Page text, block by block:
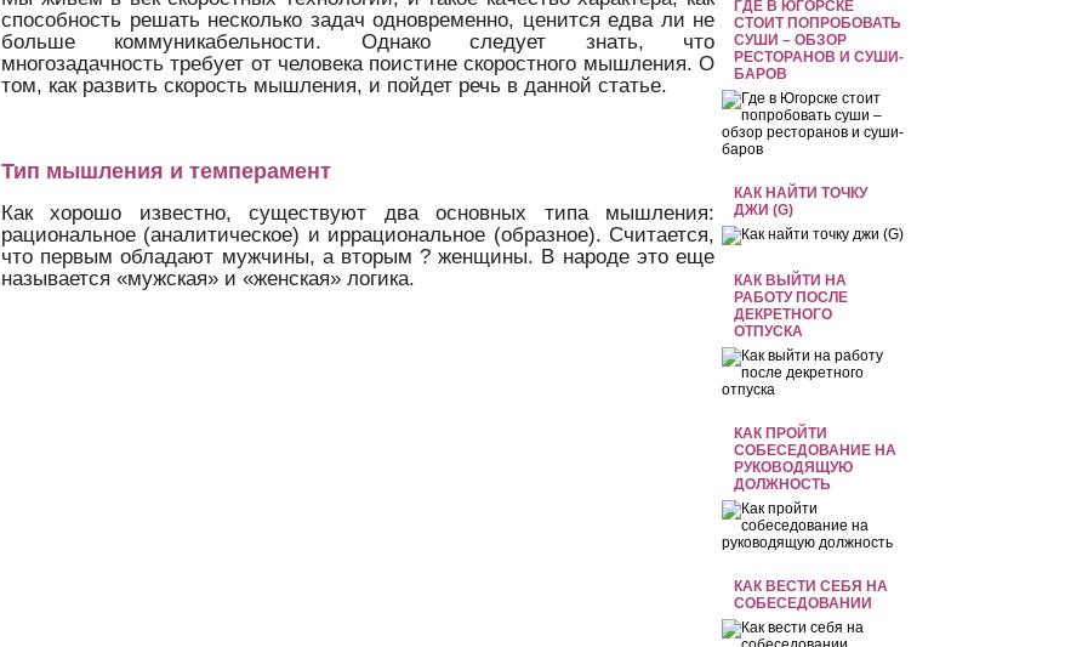
ГДЕ В ЮГОРСКЕ
СТОИТ ПОПРОБОВАТЬ
СУШИ – ОБЗОР
РЕСТОРАНОВ И СУШИ-
БАРОВ
КАК НАЙТИ ТОЧКУ
ДЖИ (G)
КАК ВЫЙТИ НА
РАБОТУ ПОСЛЕ
ДЕКРЕТНОГО
ОТПУСКА
КАК ПРОЙТИ
СОБЕСЕДОВАНИЕ НА
РУКОВОДЯЩУЮ
ДОЛЖНОСТЬ
КАК ВЕСТИ СЕБЯ НА
СОБЕСЕДОВАНИИ
способность решать несколько задач одновременно, ценится едва ли не
больше коммуникабельности. Однако следует знать, что
многозадачность требует от человека поистине скоростного мышления. О
том, как развить скорость мышления, и пойдет речь в данной статье.
Тип мышления и темперамент
Как хорошо известно, существуют два основных типа мышления:
рациональное (аналитическое) и иррациональное (образное). Считается,
что первым обладают мужчины, а вторым ? женщины. В народе это еще
называется «мужская» и «женская» логика.